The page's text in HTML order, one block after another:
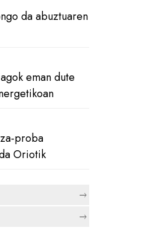
da abuztuaren
eman dute
proba
Oriotik